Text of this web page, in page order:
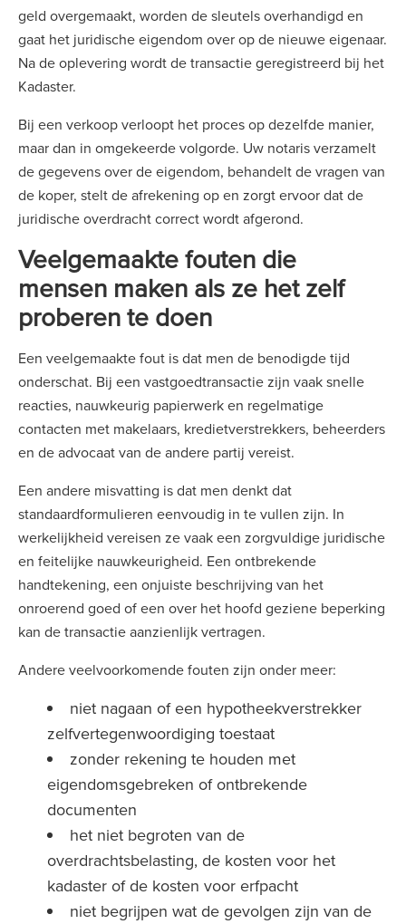
geld overgemaakt, worden de sleutels overhandigd en
gaat het juridische eigendom over op de nieuwe eigenaar.
Na de oplevering wordt de transactie geregistreerd bij het
Kadaster.
Bij een verkoop verloopt het proces op dezelfde manier,
maar dan in omgekeerde volgorde. Uw notaris verzamelt
de gegevens over de eigendom, behandelt de vragen van
de koper, stelt de afrekening op en zorgt ervoor dat de
juridische overdracht correct wordt afgerond.
Veelgemaakte fouten die
mensen maken als ze het zelf
proberen te doen
Een veelgemaakte fout is dat men de benodigde tijd
onderschat. Bij een vastgoedtransactie zijn vaak snelle
reacties, nauwkeurig papierwerk en regelmatige
contacten met makelaars, kredietverstrekkers, beheerders
en de advocaat van de andere partij vereist.
Een andere misvatting is dat men denkt dat
standaardformulieren eenvoudig in te vullen zijn. In
werkelijkheid vereisen ze vaak een zorgvuldige juridische
en feitelijke nauwkeurigheid. Een ontbrekende
handtekening, een onjuiste beschrijving van het
onroerend goed of een over het hoofd geziene beperking
kan de transactie aanzienlijk vertragen.
Andere veelvoorkomende fouten zijn onder meer:
niet nagaan of een hypotheekverstrekker
zelfvertegenwoordiging toestaat
zonder rekening te houden met
eigendomsgebreken of ontbrekende
documenten
het niet begroten van de
overdrachtsbelasting, de kosten voor het
kadaster of de kosten voor erfpacht
niet begrijpen wat de gevolgen zijn van de